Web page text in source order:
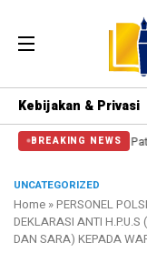
Kebijakan & Privasi
BREAKING NEWS
Kuda: Semoga
UNCATEGORIZED
Home »PERSONEL
DEKLARASI ANTI
DAN SARA) KEPADA